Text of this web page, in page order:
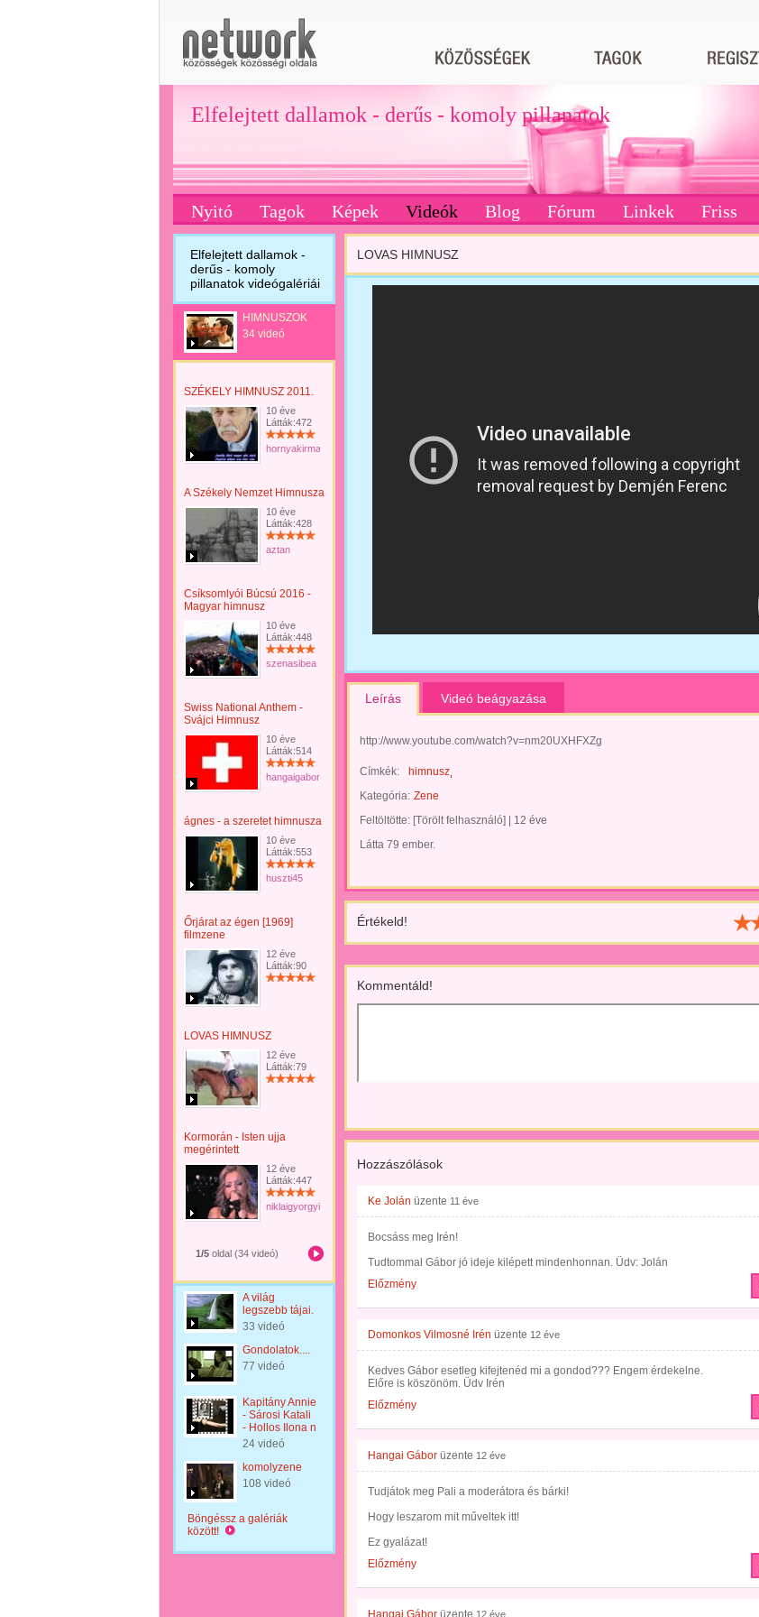
Elfelejtett dallamok - derűs - komoly pillanatok
Nyitó Tagok Képek Videók Blog Fórum Linkek Friss
Elfelejtett dallamok -
derűs - komoly
pillanatok videógalériái
HIMNUSZOK
34 videó
SZÉKELY HIMNUSZ 2011.
10 éve
Látták:472
hornyakirma
A Székely Nemzet Himnusza
10 éve
Látták:428
aztan
Csíksomlyói Búcsú 2016 -
Magyar himnusz
10 éve
Látták:448
szenasibea
Swiss National Anthem -
Svájci Himnusz
10 éve
Látták:514
hangaigabor
ágnes - a szeretet himnusza
10 éve
Látták:553
huszti45
Őrjárat az égen [1969]
filmzene
12 éve
Látták:90
LOVAS HIMNUSZ
12 éve
Látták:79
Kormorán - Isten ujja
megérintett
12 éve
Látták:447
niklaigyorgyi
1/5 oldal (34 videó)
A világ
legszebb tájai.
33 videó
Gondolatok....
77 videó
Kapitány Annie
- Sárosi Katali
- Hollos Ilona n
24 videó
komolyzene
108 videó
Böngéssz a galériák
között!
LOVAS HIMNUSZ
Leírás Videó beágyazása
http://www.youtube.com/watch?v=nm20UXHFXZg
Címkék:
himnusz
Kategória: Zene
Feltöltötte: [Törölt felhasználó]
12 éve
Látta 79 ember.
Értékeld!
Kommentáld!
Hozzászólások
Ke Jolán üzente 11 éve
Bocsáss meg Irén!
Tudtommal Gábor jó ideje kilépett mindenhonnan. Üdv: Jolán
Előzmény
Domonkos Vilmosné Irén üzente 12 éve
Kedves Gábor esetleg kifejtenéd mi a gondod??? Engem érdekelne.
Előre is köszönöm. Üdv Irén
Előzmény
Hangai Gábor üzente 12 éve
Tudjátok meg Pali a moderátora és bárki!
Hogy leszarom mit műveltek itt!
Ez gyalázat!
Előzmény
Hangai Gábor üzente 12 éve